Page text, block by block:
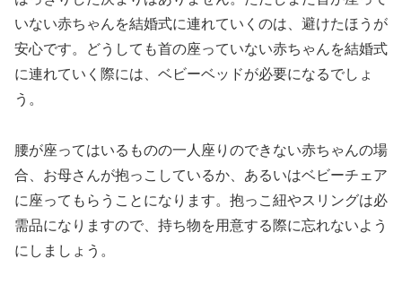
いない赤ちゃんを結婚式に連れていくのは、避けたほうが
安心です。どうしても首の座っていない赤ちゃんを結婚式
に連れていく際には、ベビーベッドが必要になるでしょ
う。
腰が座ってはいるものの一人座りのできない赤ちゃんの場
合、お母さんが抱っこしているか、あるいはベビーチェア
に座ってもらうことになります。抱っこ紐やスリングは必
需品になりますので、持ち物を用意する際に忘れないよう
にしましょう。